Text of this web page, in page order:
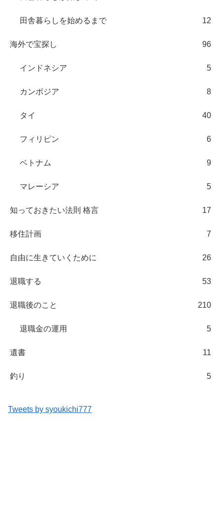
田舎暮らしを始めるまで 12
海外で宝探し 96
インドネシア 5
カンボジア 8
タイ 40
フィリピン 6
ベトナム 9
マレーシア 5
知っておきたい法則 格言 17
移住計画 7
自由に生きていくために 26
退職する 53
退職後のこと 210
退職金の運用 5
遺書 11
釣り 5
Tweets by syoukichi777